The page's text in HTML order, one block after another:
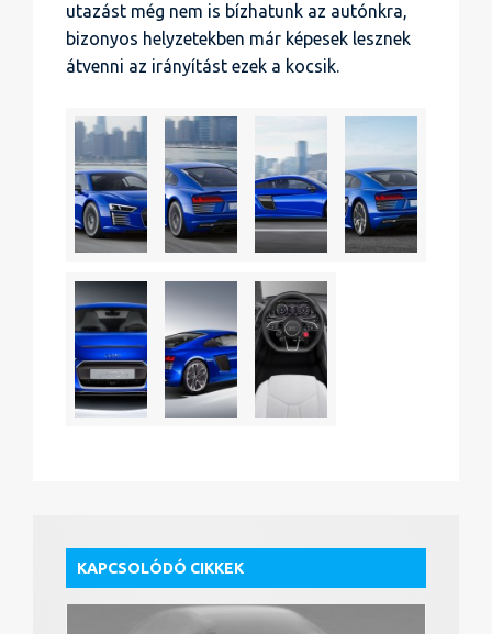
utazást még nem is bízhatunk az autónkra,
bizonyos helyzetekben már képesek lesznek
átvenni az irányítást ezek a kocsik.
KAPCSOLÓDÓ CIKKEK